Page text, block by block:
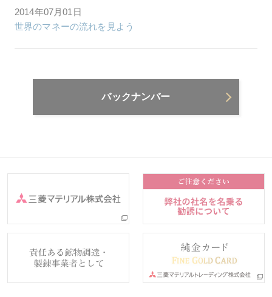
2014年07月01日
世界のマネーの流れを見よう
バックナンバー